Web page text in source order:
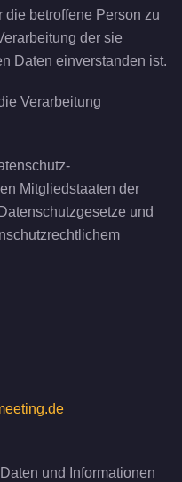
die betroffene Person zu
der sie
Daten einverstanden ist.
Verarbeitung
Mitgliedstaaten der
und
und Informationen